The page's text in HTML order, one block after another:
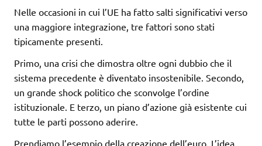
Nelle occasioni in cui l’UE ha fatto salti significativi verso
una maggiore integrazione, tre fattori sono stati
tipicamente presenti.
Primo, una crisi che dimostra oltre ogni dubbio che il
sistema precedente è diventato insostenibile. Secondo,
un grande shock politico che sconvolge l’ordine
istituzionale. E terzo, un piano d’azione già esistente cui
tutte le parti possono aderire.
Prendiamo l’esempio della creazione dell’euro. L’idea